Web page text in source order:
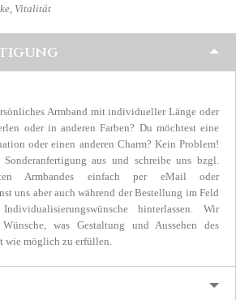
Vitalität
Armband mit individueller Länge oder
oder in anderen Farben? Du möchtest eine
oder einen anderen Charm? Kein Problem!
aus und schreibe uns bzgl.
Armbandes einfach per eMail oder
uns aber auch während der Bestellung im Feld
hinterlassen. Wir
was Gestaltung und Aussehen des
wie möglich zu erfüllen.